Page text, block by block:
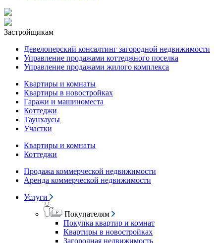
Застройщикам
Девелоперский консалтинг загородной недвижимости
Управление продажами коттеджного поселка
Управление продажами жилого комплекса
Квартиры и комнаты
Квартиры в новостройках
Гаражи и машиноместа
Коттеджи
Таунхаусы
Участки
Квартиры и комнаты
Коттеджи
Продажа коммерческой недвижимости
Аренда коммерческой недвижимости
Услуги
Покупателям
Покупка квартир и комнат
Квартиры в новостройках
Загородная недвижимость